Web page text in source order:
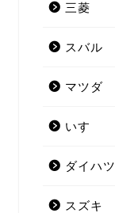
三菱
スバル
マツダ
いすゞ
ダイハツ
スズキ